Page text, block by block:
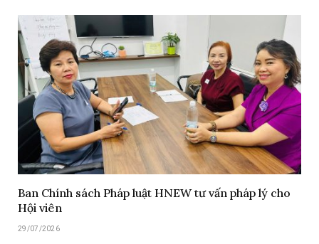
Ban Chính sách Pháp luật HNEW tư vấn pháp lý cho
Hội viên
29/07/2026